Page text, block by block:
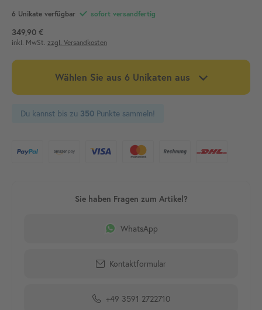
6 Unikate verfügbar sofort versandfertig
349,90 €
inkl. MwSt. zzgl. Versandkosten
Wählen Sie aus 6 Unikaten aus
Du kannst bis zu 350 Punkte sammeln!
WhatsApp
Kontaktformular
+49 3591 2722710